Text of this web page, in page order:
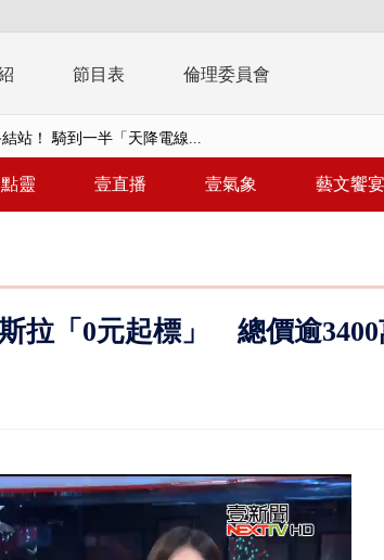
節目表 倫理委員會
站！ 騎到一半「天降電線...
架「女開門跳車」 違法道交...
第4波搜索 3公司董座各「加...
行自撞護欄 男癱坐死「車...
靈 壹直播 壹氣象 藝文饗宴
拉「0元起標」 總價逾3400